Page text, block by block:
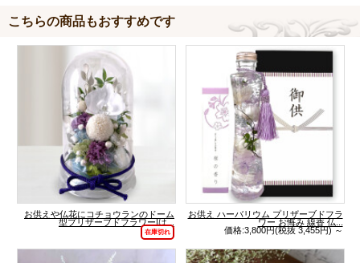
こちらの商品もおすすめです
お供えや仏花にコチョウランのドーム
型プリザーブドフラワー|は...
在庫切れ
お供え ハーバリウム プリザーブドフラ
ワー お悔み 線香 仏...
価格:3,800円(税抜 3,455円)～